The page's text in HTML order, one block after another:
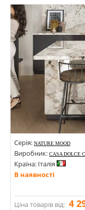
Стилі: Під камінь;
Кольори:
Серія: NATURE MOOD
Виробник: CASA DOLCE
Країна: Італія
В наявності
Ціна товарів від: 4